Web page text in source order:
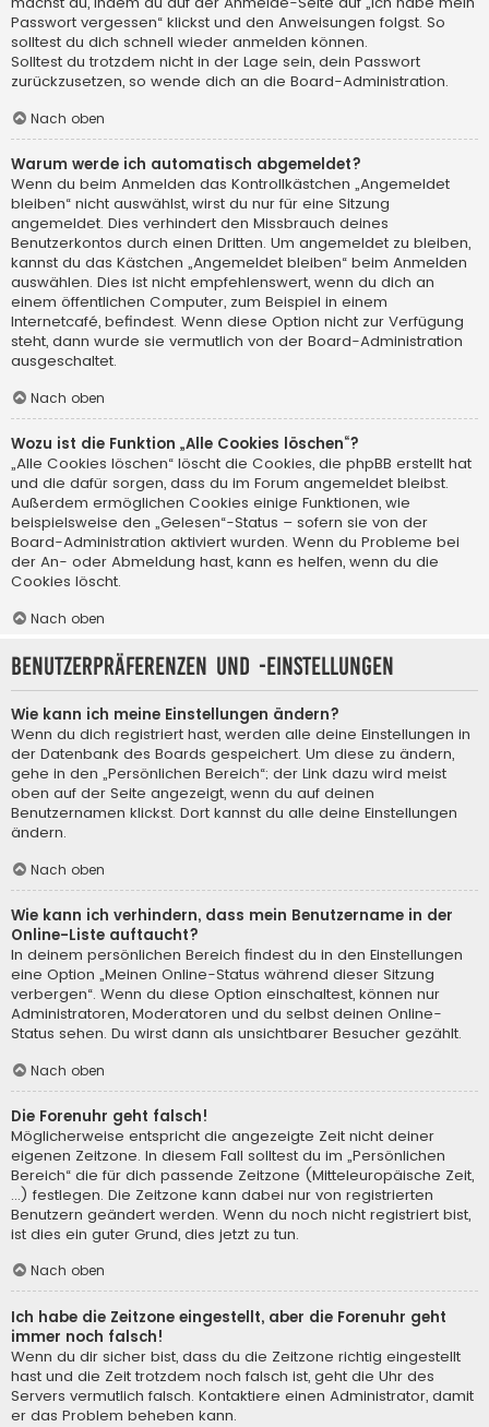
Passwort vergessen“ klickst und den Anweisungen folgst. So
solltest du dich schnell wieder anmelden können.
Solltest du trotzdem nicht in der Lage sein, dein Passwort
zurückzusetzen, so wende dich an die Board-Administration.
Nach oben
Warum werde ich automatisch abgemeldet?
Wenn du beim Anmelden das Kontrollkästchen „Angemeldet
bleiben“ nicht auswählst, wirst du nur für eine Sitzung
angemeldet. Dies verhindert den Missbrauch deines
Benutzerkontos durch einen Dritten. Um angemeldet zu bleiben,
kannst du das Kästchen „Angemeldet bleiben“ beim Anmelden
auswählen. Dies ist nicht empfehlenswert, wenn du dich an
einem öffentlichen Computer, zum Beispiel in einem
Internetcafé, befindest. Wenn diese Option nicht zur Verfügung
steht, dann wurde sie vermutlich von der Board-Administration
ausgeschaltet.
Nach oben
Wozu ist die Funktion „Alle Cookies löschen“?
„Alle Cookies löschen“ löscht die Cookies, die phpBB erstellt hat
und die dafür sorgen, dass du im Forum angemeldet bleibst.
Außerdem ermöglichen Cookies einige Funktionen, wie
beispielsweise den „Gelesen“-Status – sofern sie von der
Board-Administration aktiviert wurden. Wenn du Probleme bei
der An- oder Abmeldung hast, kann es helfen, wenn du die
Cookies löscht.
Nach oben
Benutzerpräferenzen und -einstellungen
Wie kann ich meine Einstellungen ändern?
Wenn du dich registriert hast, werden alle deine Einstellungen in
der Datenbank des Boards gespeichert. Um diese zu ändern,
gehe in den „Persönlichen Bereich“; der Link dazu wird meist
oben auf der Seite angezeigt, wenn du auf deinen
Benutzernamen klickst. Dort kannst du alle deine Einstellungen
ändern.
Nach oben
Wie kann ich verhindern, dass mein Benutzername in der
Online-Liste auftaucht?
In deinem persönlichen Bereich findest du in den Einstellungen
eine Option „Meinen Online-Status während dieser Sitzung
verbergen“. Wenn du diese Option einschaltest, können nur
Administratoren, Moderatoren und du selbst deinen Online-
Status sehen. Du wirst dann als unsichtbarer Besucher gezählt.
Nach oben
Die Forenuhr geht falsch!
Möglicherweise entspricht die angezeigte Zeit nicht deiner
eigenen Zeitzone. In diesem Fall solltest du im „Persönlichen
Bereich“ die für dich passende Zeitzone (Mitteleuropäische Zeit,
...) festlegen. Die Zeitzone kann dabei nur von registrierten
Benutzern geändert werden. Wenn du noch nicht registriert bist,
ist dies ein guter Grund, dies jetzt zu tun.
Nach oben
Ich habe die Zeitzone eingestellt, aber die Forenuhr geht
immer noch falsch!
Wenn du dir sicher bist, dass du die Zeitzone richtig eingestellt
hast und die Zeit trotzdem noch falsch ist, geht die Uhr des
Servers vermutlich falsch. Kontaktiere einen Administrator, damit
er das Problem beheben kann.